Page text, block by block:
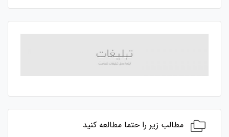
مطالب زیر را حتما مطالعه کنید